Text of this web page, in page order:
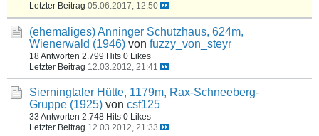
Letzter Beitrag 05.06.2017, 12:50
(ehemaliges) Anninger Schutzhaus, 624m,
Wienerwald (1946) von fuzzy_von_steyr
18 Antworten 2.799 Hits 0 Likes
Letzter Beitrag 12.03.2012, 21:41
Sierningtaler Hütte, 1179m, Rax-Schneeberg-
Gruppe (1925) von csf125
33 Antworten 2.748 Hits 0 Likes
Letzter Beitrag 12.03.2012, 21:33